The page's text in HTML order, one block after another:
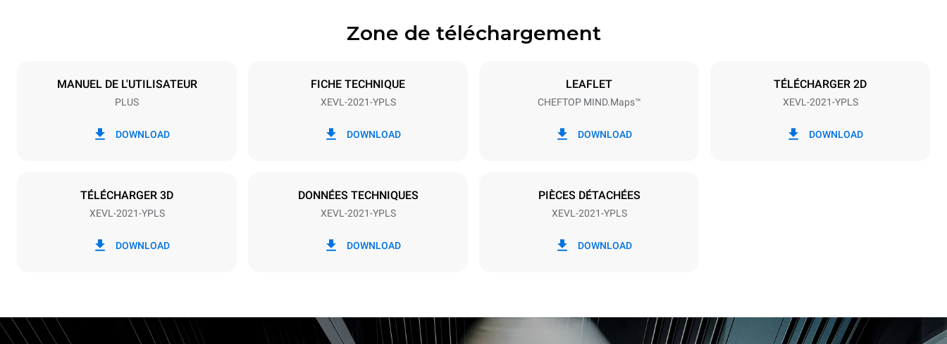
Taille de la plaque
380-415V 3N~
ces dernières peuvent être éliminées en
choisissant d'acheter de l'énergie produite
Zone de téléchargement
MANUEL DE L'UTILISATEUR
PLUS
DOWNLOAD
FICHE TECHNIQUE
XEVL-2021-YPLS
DOWNLOAD
LEAFLET
CHEFTOP MIND.Maps™
DOWNLOAD
TÉLÉCHARGER 2D
XEVL-2021-YPLS
DOWNLOAD
TÉLÉCHARGER 3D
XEVL-2021-YPLS
DOWNLOAD
DONNÉES TECHNIQUES
XEVL-2021-YPLS
DOWNLOAD
PIÈCES DÉTACHÉES
XEVL-2021-YPLS
DOWNLOAD